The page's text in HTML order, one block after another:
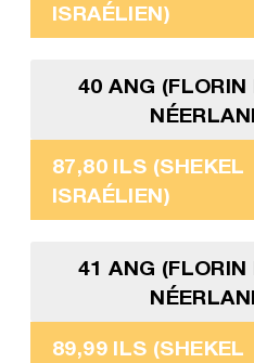
ISRAÉLIEN)
40 ANG
87,80 ILS (SHEKEL
ISRAÉLIEN)
41 ANG
89,99 ILS (SHEKEL